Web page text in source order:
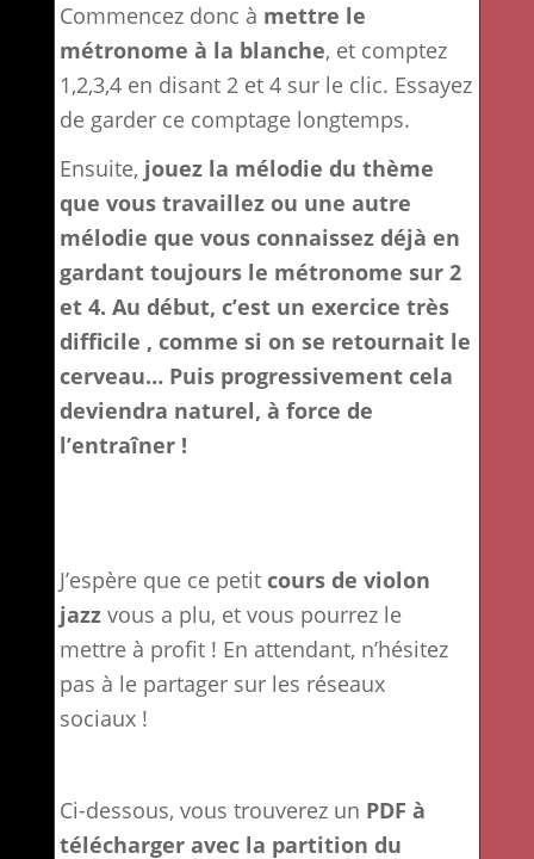
Commencez donc à mettre le
métronome à la blanche, et comptez
1,2,3,4 en disant 2 et 4 sur le clic. Essayez
de garder ce comptage longtemps.
Ensuite, jouez la mélodie du thème
que vous travaillez ou une autre
mélodie que vous connaissez déjà en
gardant toujours le métronome sur 2
et 4. Au début, c’est un exercice très
difficile , comme si on se retournait le
cerveau… Puis progressivement cela
deviendra naturel, à force de
l’entraîner !
J’espère que ce petitcours de violon
jazz vous a plu, et vous pourrez le
mettre à profit ! En attendant, n’hésitez
pas à le partager sur les réseaux
sociaux !
Ci-dessous, vous trouverez un PDF à
télécharger avec la partition du